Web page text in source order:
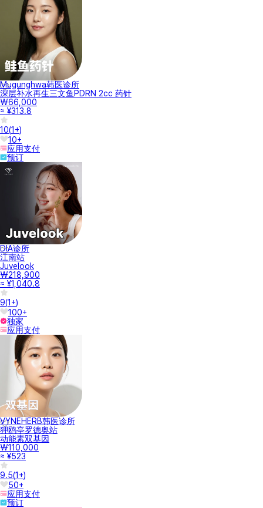
Mugunghwa韩医诊所
深层补水再生三文鱼PDRN 2cc 药针
₩66,000
≈ ¥313.8
10(1+)
10+
应用支付
预订
DIA诊所
江南站
Juvelook
₩218,900
≈ ¥1,040.8
9(1+)
100+
独家
应用支付
VYNEHERB韩医诊所
狎鸥亭罗德奥站
动能素双基因
₩110,000
≈ ¥523
9.5(1+)
50+
应用支付
预订